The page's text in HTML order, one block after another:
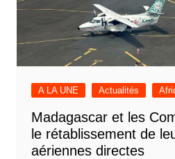
A LA UNE Actualités
Madagascar et les
le rétablissement de
aériennes directes